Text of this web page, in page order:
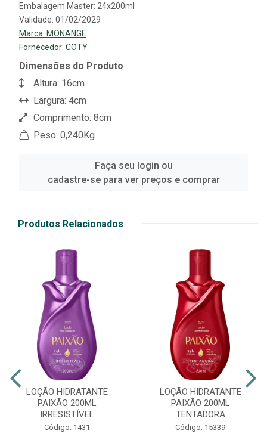
Embalagem Master: 24x200ml
Validade: 01/02/2029
Marca: MONANGE
Fornecedor: COTY
Dimensões do Produto
Altura: 16cm
Largura: 4cm
Comprimento: 8cm
Peso: 0,240Kg
Faça seu login ou
cadastre-se para ver preços e comprar
Produtos Relacionados
LOÇÃO HIDRATANTE
PAIXÃO 200ML
IRRESISTÍVEL
Código: 1431
LOÇÃO HIDRATANTE
PAIXÃO 200ML
TENTADORA
Código: 15339